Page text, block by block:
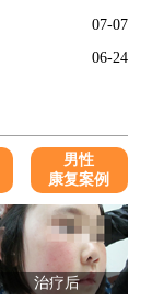
07-07
06-24
男性
康复案例
治疗后